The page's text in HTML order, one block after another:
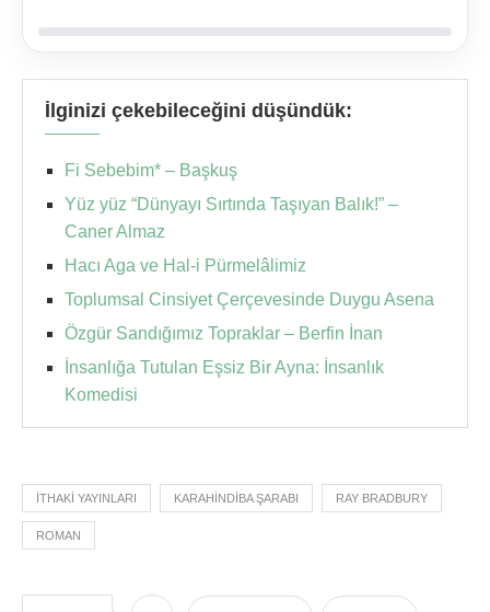
İlginizi çekebileceğini düşündük:
Fi Sebebim* – Başkuş
Yüz yüz “Dünyayı Sırtında Taşıyan Balık!” –
Caner Almaz
Hacı Aga ve Hal-i Pürmelâlimiz
Toplumsal Cinsiyet Çerçevesinde Duygu Asena
Özgür Sandığımız Topraklar – Berfin İnan
İnsanlığa Tutulan Eşsiz Bir Ayna: İnsanlık
Komedisi
ITHAKI YAYINLARI KARAHINDIBA ŞARABI RAY BRADBURY
ROMAN